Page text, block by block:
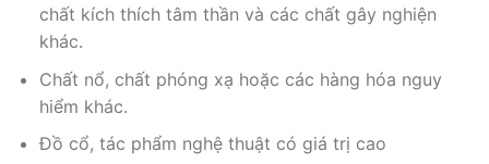
chất kích thích tâm thần và các chất gây nghiện
khác.
Chất nổ, chất phóng xạ hoặc các hàng hóa nguy
hiểm khác.
Đồ cổ, tác phẩm nghệ thuật có giá trị cao